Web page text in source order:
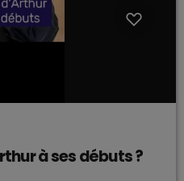
à ses débuts ?